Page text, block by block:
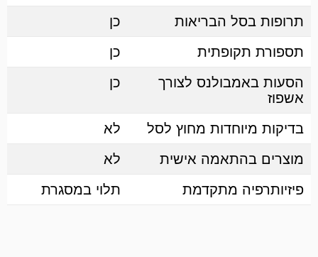
תרופות בסל הבריאות
כן
תספורת תקופתית
כן
הסעות באמבולנס לצורך
אשפוז
כן
בדיקות מיוחדות מחוץ לסל
לא
מוצרים בהתאמה אישית
לא
פיזיותרפיה מתקדמת
תלוי במסגרת